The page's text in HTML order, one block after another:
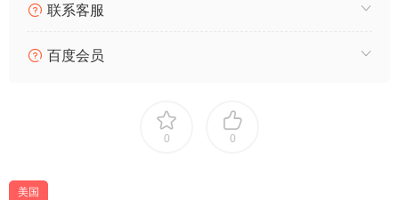
联系客服
百度会员
0 0
美国